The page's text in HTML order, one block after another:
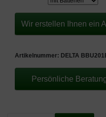
Wir erstellen Ihnen ein
Artikelnummer: DELTA
Persönliche